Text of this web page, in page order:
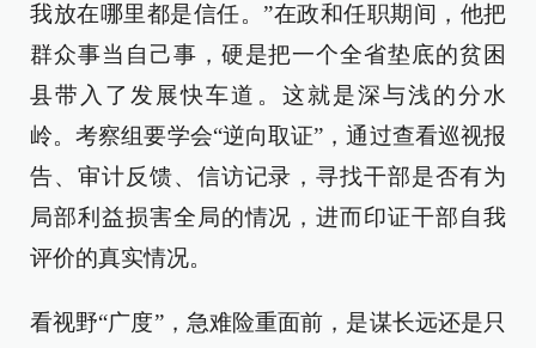
我放在哪里都是信任。”在政和任职期间，他把
群众事当自己事，硬是把一个全省垫底的贫困
县带入了发展快车道。这就是深与浅的分水
岭。考察组要学会“逆向取证”，通过查看巡视报
告、审计反馈、信访记录，寻找干部是否有为
局部利益损害全局的情况，进而印证干部自我
评价的真实情况。
看视野“广度”，急难险重面前，是谋长远还是只